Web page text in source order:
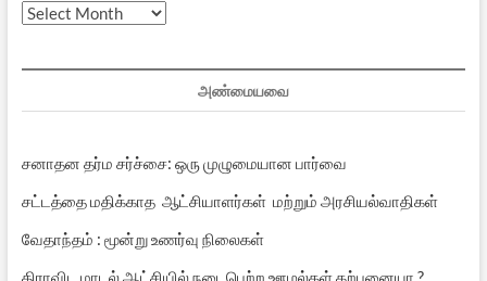
முந்தைய
அண்மையவை
சனாதன தர்ம சர்ச்சை: ஒரு முழுமையான பார்வை
சட்டத்தை மதிக்காத ஆட்சியாளர்கள் மற்றும் அரசியல்வாதிகள்
வேதாந்தம் : மூன்று உணர்வு நிலைகள்
திராவிட மாடல் ஆட்சியில் நடைபெற்ற ஊழல்கள் கற்பனையா ?